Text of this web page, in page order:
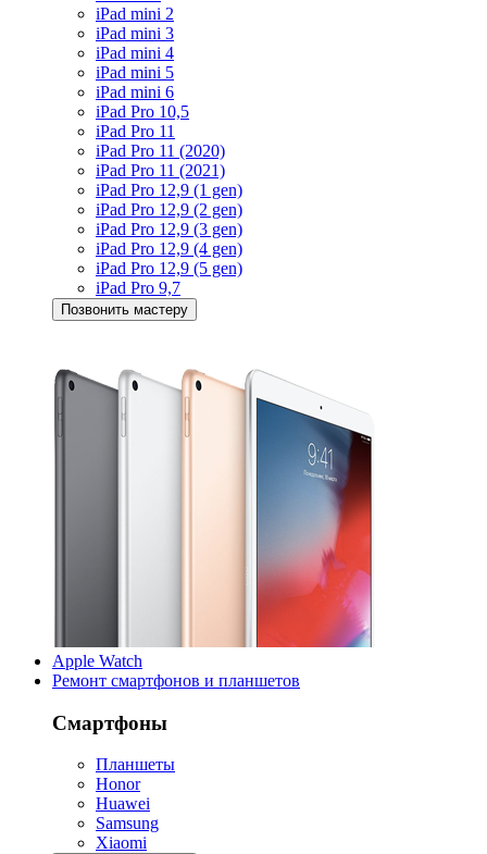
iPad mini 2
iPad mini 3
iPad mini 4
iPad mini 5
iPad mini 6
iPad Pro 10,5
iPad Pro 11
iPad Pro 11 (2020)
iPad Pro 11 (2021)
iPad Pro 12,9 (1 gen)
iPad Pro 12,9 (2 gen)
iPad Pro 12,9 (3 gen)
iPad Pro 12,9 (4 gen)
iPad Pro 12,9 (5 gen)
iPad Pro 9,7
Позвонить мастеру
Apple Watch
Ремонт смартфонов и планшетов
Смартфоны
Планшеты
Honor
Huawei
Samsung
Xiaomi